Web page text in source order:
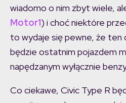
wiadomo o nim zbyt wiele,
Motor1) i choć niektóre
to wydaje się pewne, że ten
będzie ostatnim pojazdem
napędzanym wyłącznie
Co ciekawe, Civic Type R